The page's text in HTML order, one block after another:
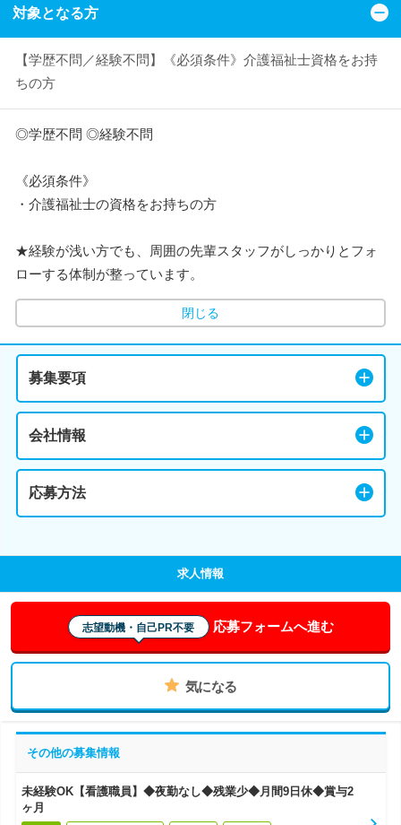
対象となる方
【学歴不問／経験不問】《必須条件》介護福祉士資格をお持
ちの方
◎学歴不問 ◎経験不問
《必須条件》
・介護福祉士の資格をお持ちの方
★経験が浅い方でも、周囲の先輩スタッフがしっかりとフォ
ローする体制が整っています。
閉じる
募集要項
会社情報
応募方法
求人情報
志望動機・自己PR不要 応募フォームへ進む
気になる
その他の募集情報
未経験OK【看護職員】◆夜勤なし◆残業少◆月間9日休◆賞与2
ヶ月